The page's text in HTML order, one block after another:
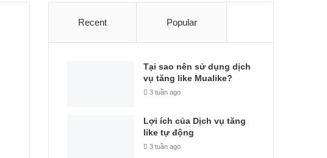
Recent Popular
Tại sao nên sử dụng dịch
vụ tăng like Mualike?
3 tuần ago
Lợi ích của Dịch vụ tăng
like tự động
3 tuần ago